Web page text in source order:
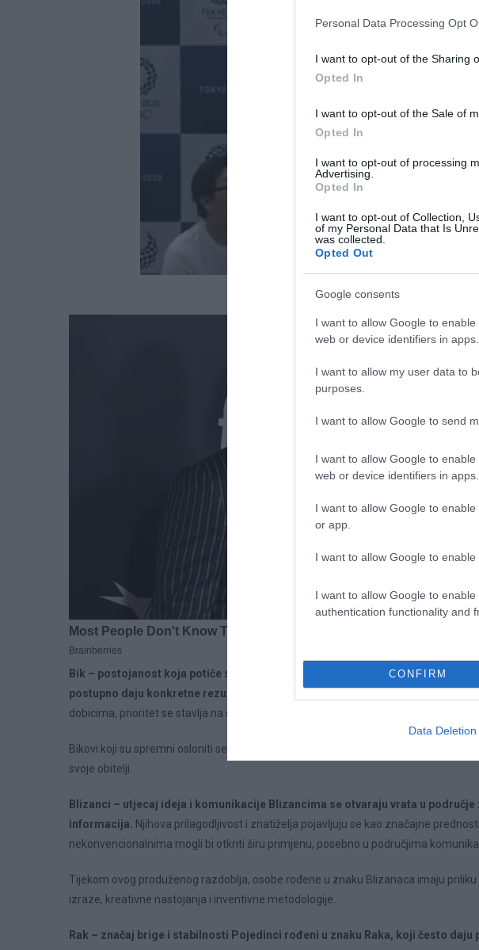
Personal Data Processing Opt
I want to opt-out of the Sharing
Opted In
I want to opt-out of the Sale of
Opted In
I want to opt-out of processing
Advertising.
Opted In
I want to opt-out of Collection,
of my Personal Data that Is
was collected.
Opted Out
Google consents
I want to allow Google to
web or device identifiers in apps.
I want to allow my user data to
purposes.
I want to allow Google to send
I want to allow Google to
web or device identifiers in apps.
I want to allow Google to
or app.
I want to allow Google to
I want to allow Google to
authentication functionality and
CONFIRM
Data Deletion
Bik – postojanost koja potiče sigurnost Tijekom ovog razdoblja, Bik
postupno daju konkretne rezultate.
dobicima, prioritet se stavlja na sigurnost i spokoj koji proizlazi iz razboritog
Bikovi koji su spremni osloniti se na svoje iskustvo i održati dosljednost mogu
svoje obitelji.
Blizanci – utjecaj ideja i komunikacije Blizancima se otvaraju vrata u
informacija.
Njihova prilagodljivost i znatiželja pojavljuju se kao značajne
nekonvencionalnima mogli bi otkriti širu primjenu, posebno u područjima
Tijekom ovog produženog razdoblja, osobe rođene u znaku Blizanaca imaju
izraze, kreativne nastojanja i inventivne metodologije.
Rak – značaj brige i stabilnosti Pojedinci rođeni u znaku Raka, koji često